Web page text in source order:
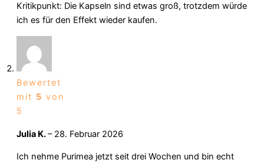
Kritikpunkt: Die Kapseln sind etwas groß, trotzdem würde
ich es für den Effekt wieder kaufen.
Bewertet
mit 5 von
5
Julia K.– 28. Februar 2026
Ich nehme Purimea jetzt seit drei Wochen und bin echt